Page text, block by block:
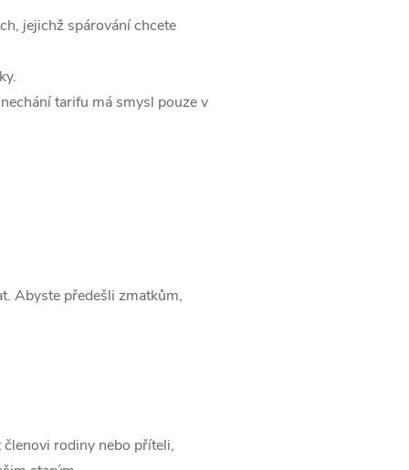
jejichž spárování chcete
tarifu má smysl pouze v
Abyste předešli zmatkům,
rodiny nebo příteli,